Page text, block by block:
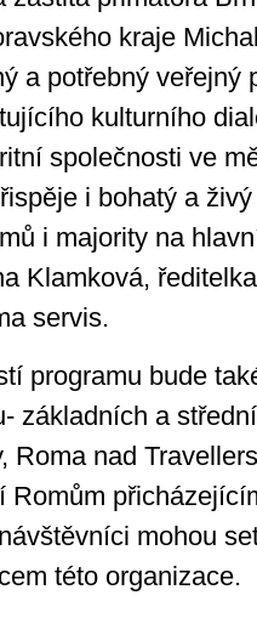
kraje
a potřebný veřejný
kulturního
společnosti ve
i bohatý a
i majority na
Klamková,
servis.
programu bude
základních a
Roma nad
Romům
mohou
této organizace.